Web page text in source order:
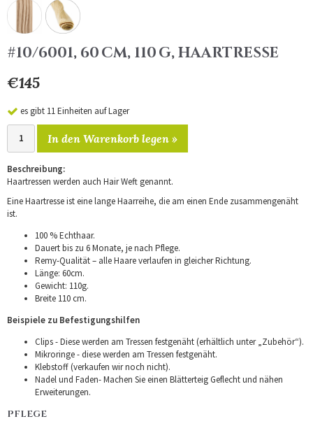
#10/6001, 60 CM, 110 G, HAARTRESSE
€145
es gibt 11 Einheiten auf Lager
In den Warenkorb legen »
Beschreibung:
Haartressen werden auch Hair Weft genannt.
Eine Haartresse ist eine lange Haarreihe, die am einen Ende zusammengenäht
ist.
100 % Echthaar.
Dauert bis zu 6 Monate, je nach Pflege.
Remy-Qualität – alle Haare verlaufen in gleicher Richtung.
Länge: 60cm.
Gewicht: 110g.
Breite 110 cm.
Beispiele zu Befestigungshilfen
Clips - Diese werden am Tressen festgenäht (erhältlich unter „Zubehör“).
Mikroringe - diese werden am Tressen festgenäht.
Klebstoff (verkaufen wir noch nicht).
Nadel und Faden- Machen Sie einen Blätterteig Geflecht und nähen
Erweiterungen.
PFLEGE